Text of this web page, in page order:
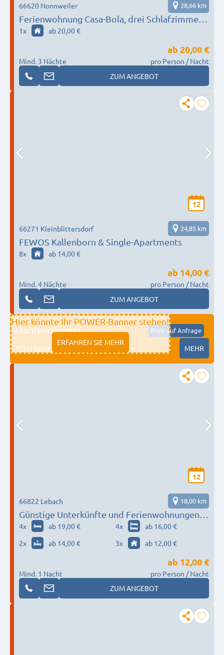
Ferienwohnung Casa-Bola, drei Schlafzimmer,
zwei Badezimmer
66620 Nonnweiler 28,66 km
1x ab 20,00 €
Mind. 3 Nächte
ab 20,00 €
pro Person / Nacht
ZUM ANGEBOT
12
FEWOS Kallenborn & Single-Apartments
66271 Kleinblittersdorf 24,85 km
8x ab 14,00 €
Mind. 4 Nächte
ab 14,00 €
pro Person / Nacht
ZUM ANGEBOT
Hier könnte Ihr POWER-Banner stehen!
ERFAHREN SIE MEHR
Monteurzimmer Preis auf Anfrage
11333 fulda MEHR
12
Günstige Unterkünfte und Ferienwohnungen
Saarland
66822 Lebach 18,00 km
4x ab 19,00 € 4x
ab 16,00 €
2x ab 14,00 € 3x ab 12,00 €
Mind. 1 Nacht
ab 12,00 €
pro Person / Nacht
ZUM ANGEBOT